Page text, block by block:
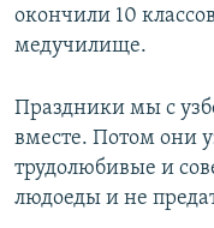
окончили 10
медучилище.
Праздники мы с
вместе. Потом они
трудолюбивые и
людоеды и не